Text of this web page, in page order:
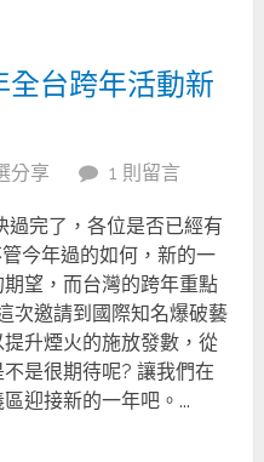
全台跨年活動新
分享 1 則留言
過完了，各位是否已經有
今年過的如何，新的一
望，而台灣的跨年重點
次邀請到國際知名爆破藝
升煙火的施放發數，從
是很期待呢? 讓我們在
迎接新的一年吧。...